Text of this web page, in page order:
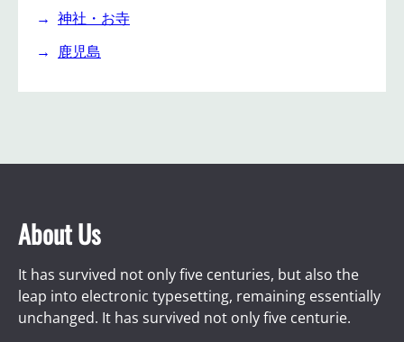
神社・お寺
鹿児島
About Us
It has survived not only five centuries, but also the
leap into electronic typesetting, remaining essentially
unchanged. It has survived not only five centurie.